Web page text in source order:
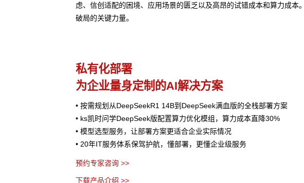
虑、信创适配的困境、应用场景的匮乏以及高昂的试错成本和算力成
破局的关键力量。
私有化部署
为企业量身定制的AI解决方案
• 按需规划从DeepSeekR1 14B到DeepSeek满血版的全栈部署方案
• ks凯时问学DeepSeek版配置算力优化模组，算力成本直降30%
• 模型选型服务，让部署方案更适合企业实际情况
• 20年IT服务体系保驾护航，懂部署，更懂企业级服务
预约专家咨询 >>
下载产品介绍 >>